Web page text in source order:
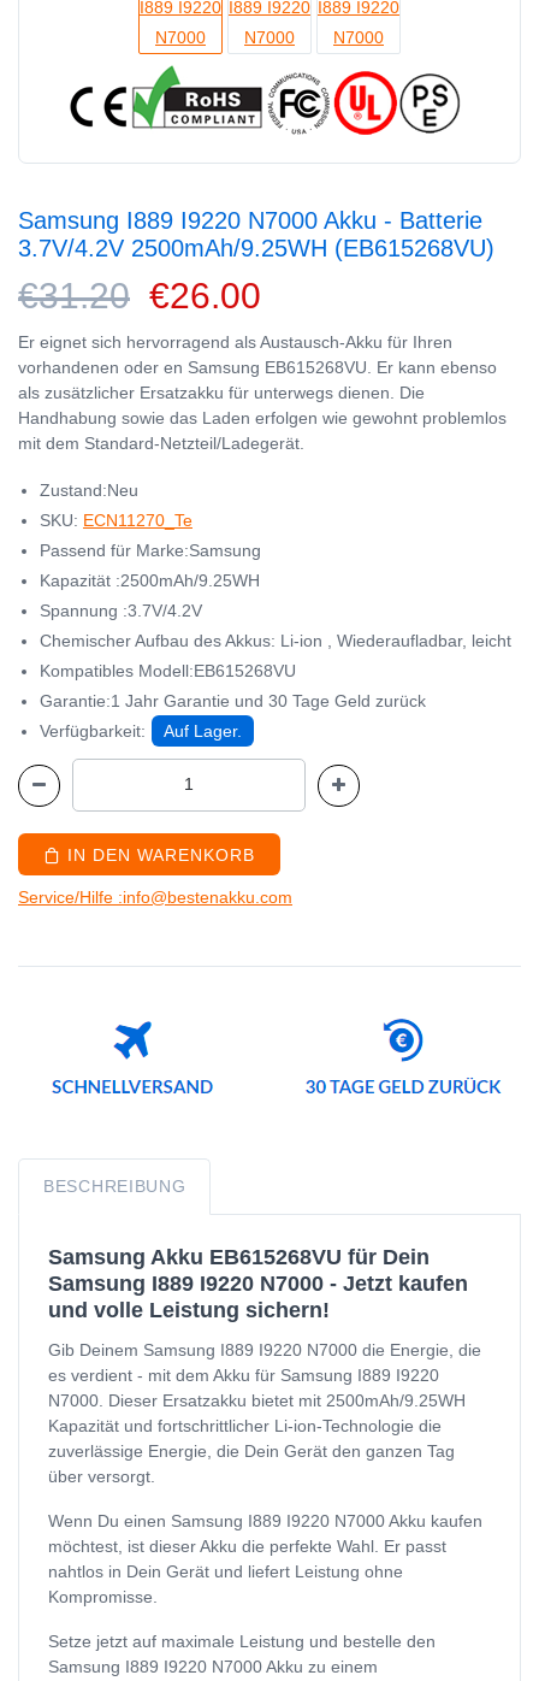
Samsung I889 I9220 N7000 Akku - Batterie
3.7V/4.2V 2500mAh/9.25WH (EB615268VU)
€31.20 €26.00
Er eignet sich hervorragend als Austausch-Akku für Ihren
vorhandenen oder en Samsung EB615268VU. Er kann ebenso
als zusätzlicher Ersatzakku für unterwegs dienen. Die
Handhabung sowie das Laden erfolgen wie gewohnt problemlos
mit dem Standard-Netzteil/Ladegerät.
Zustand:Neu
SKU: ECN11270_Te
Passend für Marke:Samsung
Kapazität :2500mAh/9.25WH
Spannung :3.7V/4.2V
Chemischer Aufbau des Akkus: Li-ion , Wiederaufladbar, leicht
Kompatibles Modell:EB615268VU
Garantie:1 Jahr Garantie und 30 Tage Geld zurück
Verfügbarkeit:
Auf Lager.
IN DEN WARENKORB
Service/Hilfe :info@bestenakku.com
BESCHREIBUNG
Samsung Akku EB615268VU für Dein
Samsung I889 I9220 N7000 - Jetzt kaufen
und volle Leistung sichern!
Gib Deinem Samsung I889 I9220 N7000 die Energie, die
es verdient - mit dem Akku für Samsung I889 I9220
N7000. Dieser Ersatzakku bietet mit 2500mAh/9.25WH
Kapazität und fortschrittlicher Li-ion-Technologie die
zuverlässige Energie, die Dein Gerät den ganzen Tag
über versorgt.
Wenn Du einen Samsung I889 I9220 N7000 Akku kaufen
möchtest, ist dieser Akku die perfekte Wahl. Er passt
nahtlos in Dein Gerät und liefert Leistung ohne
Kompromisse.
Setze jetzt auf maximale Leistung und bestelle den
Samsung I889 I9220 N7000 Akku zu einem